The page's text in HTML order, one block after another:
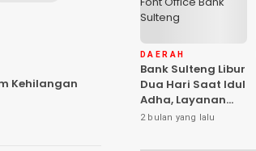
Kehilangan
DAERAH
Bank Sulteng Libur
Dua Hari Saat Idul
Adha, Layanan
Kas Kembali
2 bulan yang lalu